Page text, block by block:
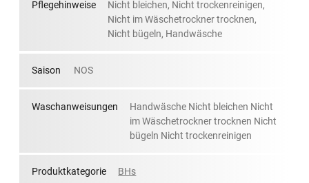
Pflegehinweise
Nicht bleichen, Nicht trockenreinigen,
Nicht im Wäschetrockner trocknen,
Nicht bügeln, Handwäsche
Saison NOS
Waschanweisungen
Handwäsche Nicht bleichen Nicht
im Wäschetrockner trocknen Nicht
bügeln Nicht trockenreinigen
Produktkategorie BHs